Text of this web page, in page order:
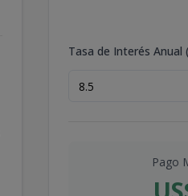
Tasa de Interés Anual
Pago